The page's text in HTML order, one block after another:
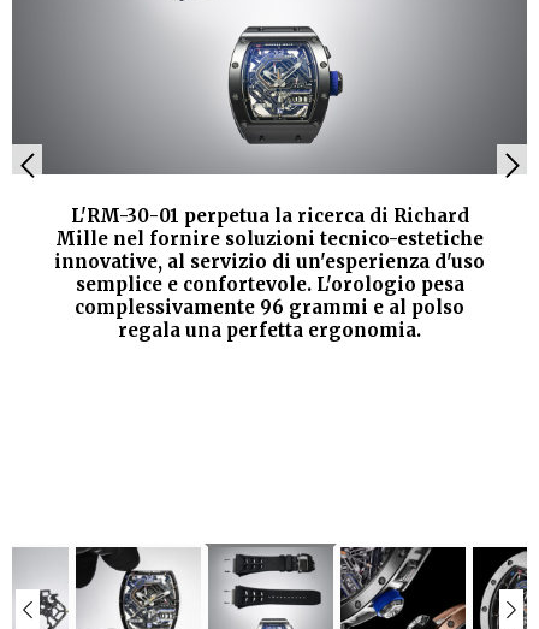
L'RM-30-01 perpetua la ricerca di Richard
Mille nel fornire soluzioni tecnico-estetiche
innovative, al servizio di un'esperienza d'uso
semplice e confortevole. L'orologio pesa
complessivamente 96 grammi e al polso
regala una perfetta ergonomia.